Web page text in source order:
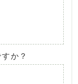
か？